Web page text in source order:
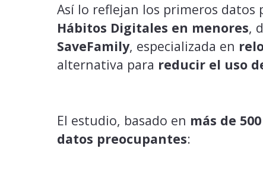
Así lo reflejan los primeros datos
Hábitos Digitales en menores,
SaveFamily, especializada en
alternativa para reducir el uso
El estudio, basado en más de
datos preocupantes: